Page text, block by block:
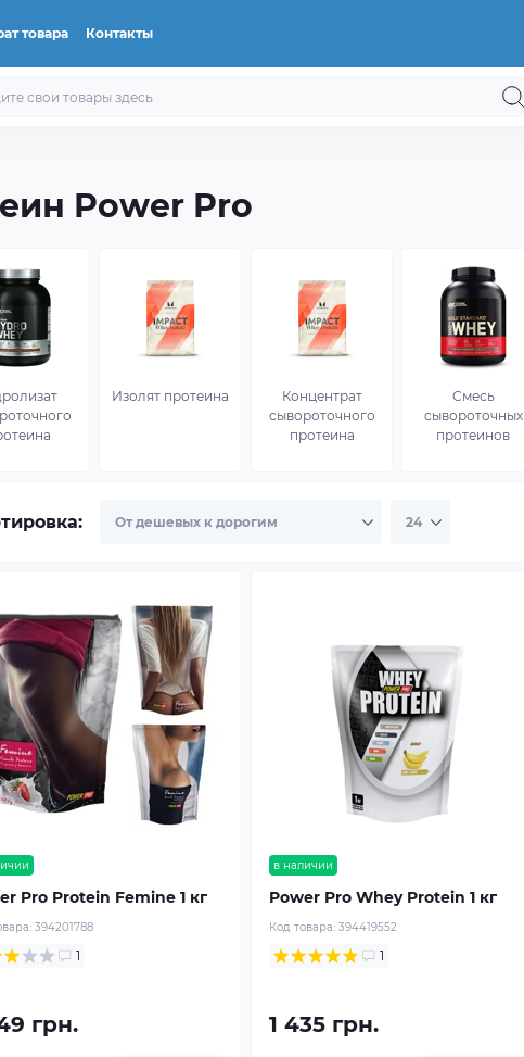
товара Контакты
Power Pro
Изолят протеина
Концентрат
сывороточного
протеина
Смесь
сывороточных
протеинов
Pro Protein Femine 1 кг
394201788
1
грн.
в наличии
Power Pro Whey Protein 1 кг
Код товара: 394419552
1
1 435 грн.